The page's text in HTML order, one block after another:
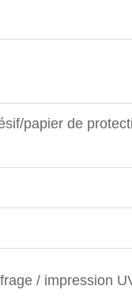
papier de
/ impression